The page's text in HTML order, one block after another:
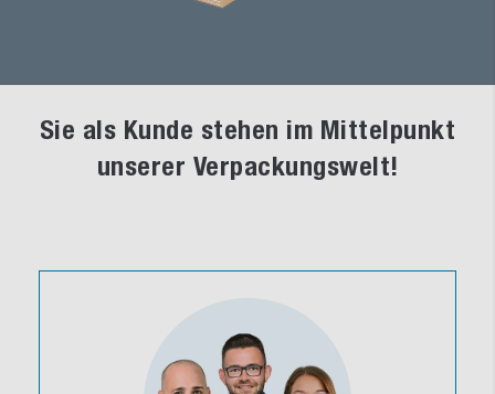
Sie als Kunde stehen im Mittelpunkt
unserer Verpackungswelt!